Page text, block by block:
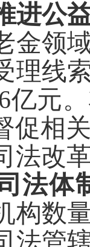
进公
金领
理线
亿元。
促相
法改
法
构数